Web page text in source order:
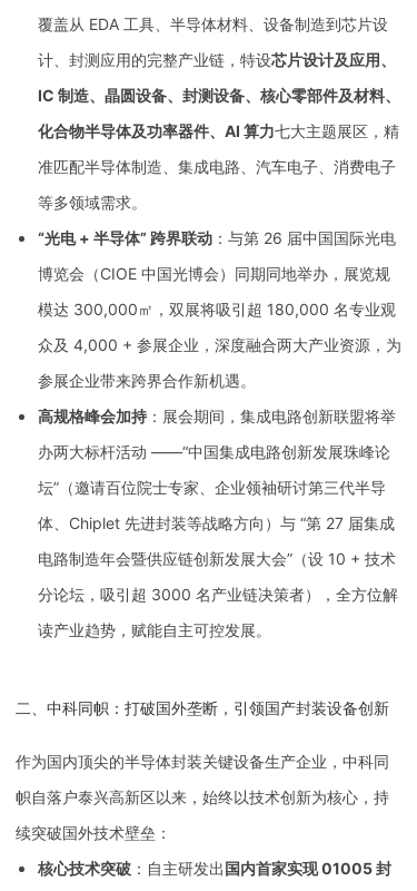
覆盖从 EDA 工具、半导体材料、设备制造到芯片设
计、封测应用的完整产业链，特设芯片设计及应用、
IC 制造、晶圆设备、封测设备、核心零部件及材料、
化合物半导体及功率器件、AI 算力七大主题展区，精
准匹配半导体制造、集成电路、汽车电子、消费电子
等多领域需求。
“光电 + 半导体” 跨界联动 ：与第 26 届中国国际光电
博览会（CIOE 中国光博会）同期同地举办，展览规
模达 300,000㎡，双展将吸引超 180,000 名专业观
众及 4,000 + 参展企业，深度融合两大产业资源，为
参展企业带来跨界合作新机遇。
高规格峰会加持 ：展会期间，集成电路创新联盟将举
办两大标杆活动 ——“中国集成电路创新发展珠峰论
坛”（邀请百位院士专家、企业领袖研讨第三代半导
体、Chiplet 先进封装等战略方向）与 “第 27 届集成
电路制造年会暨供应链创新发展大会”（设 10 + 技术
分论坛，吸引超 3000 名产业链决策者），全方位解
读产业趋势，赋能自主可控发展。
二、中科同帜：打破国外垄断，引领国产封装设备创新
作为国内顶尖的半导体封装关键设备生产企业，中科同
帜自落户泰兴高新区以来，始终以技术创新为核心，持
续突破国外技术壁垒：
核心技术突破 ：自主研发出国内首家实现 01005 封